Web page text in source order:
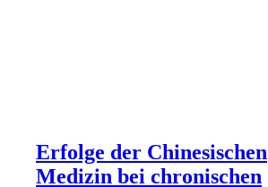
Erfolge der Chinesischen
Medizin bei chronischen